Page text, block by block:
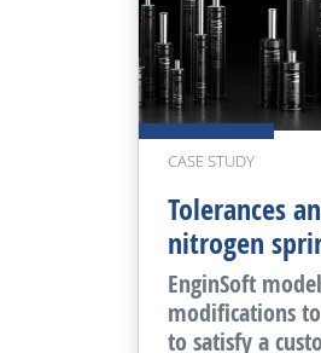
CASE STUDY
Tolerances
nitrogen
EnginSoft
modifications
to satisfy a